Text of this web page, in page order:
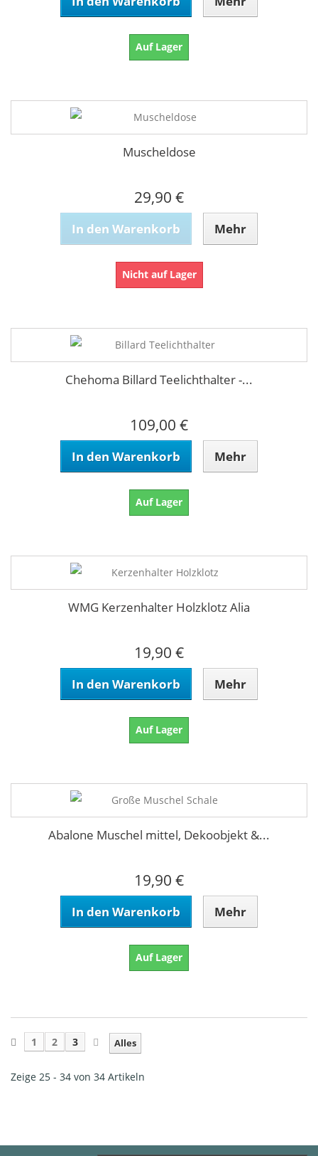
Auf Lager
Muscheldose
29,90 €
In den Warenkorb Mehr
Nicht auf Lager
Chehoma Billard Teelichthalter -...
109,00 €
In den Warenkorb Mehr
Auf Lager
WMG Kerzenhalter Holzklotz Alia
19,90 €
In den Warenkorb Mehr
Auf Lager
Abalone Muschel mittel, Dekoobjekt &...
19,90 €
In den Warenkorb Mehr
Auf Lager
Alles
1 2 3
Zeige 25 - 34 von 34 Artikeln